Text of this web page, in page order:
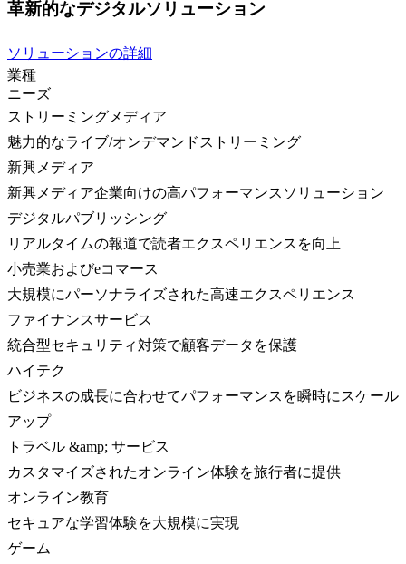
革新的なデジタルソリューション
ソリューションの詳細
業種
ニーズ
ストリーミングメディア
魅力的なライブ/オンデマンドストリーミング
新興メディア
新興メディア企業向けの高パフォーマンスソリューション
デジタルパブリッシング
リアルタイムの報道で読者エクスペリエンスを向上
小売業およびeコマース
大規模にパーソナライズされた高速エクスペリエンス
ファイナンスサービス
統合型セキュリティ対策で顧客データを保護
ハイテク
ビジネスの成長に合わせてパフォーマンスを瞬時にスケール
アップ
トラベル &amp; サービス
カスタマイズされたオンライン体験を旅行者に提供
オンライン教育
セキュアな学習体験を大規模に実現
ゲーム